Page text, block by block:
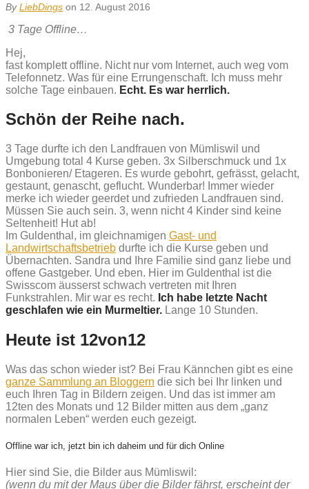
ByLiebDings on 12. August 2016
3 Tage Offline…
Hej,
fast komplett offline. Nicht nur vom Internet, auch weg vom
Telefonnetz. Was für eine Errungenschaft. Ich muss mehr
solche Tage einbauen. Echt. Es war herrlich.
Schön der Reihe nach.
3 Tage durfte ich den Landfrauen von Mümliswil und
Umgebung total 4 Kurse geben. 3x Silberschmuck und 1x
Bonbonieren/ Etageren. Es wurde gebohrt, gefrässt, gelacht,
gestaunt, genascht, geflucht. Wunderbar! Immer wieder
merke ich wieder geerdet und zufrieden Landfrauen sind.
Müssen Sie auch sein. 3, wenn nicht 4 Kinder sind keine
Seltenheit! Hut ab!
Im Guldenthal, im gleichnamigen Gast- und
Landwirtschaftsbetrieb durfte ich die Kurse geben und
Übernachten. Sandra und Ihre Familie sind ganz liebe und
offene Gastgeber. Und eben. Hier im Guldenthal ist die
Swisscom äusserst schwach vertreten mit Ihren
Funkstrahlen. Mir war es recht. Ich habe letzte Nacht
geschlafen wie ein Murmeltier. Lange 10 Stunden.
Heute ist 12von12
Was das schon wieder ist? Bei Frau Kännchen gibt es eine
ganze Sammlung an Bloggern die sich bei Ihr linken und
euch Ihren Tag in Bildern zeigen. Und das ist immer am
12ten des Monats und 12 Bilder mitten aus dem „ganz
normalen Leben“ werden euch gezeigt.
Offline war ich, jetzt bin ich daheim und für dich Online
Hier sind Sie, die Bilder aus Mümliswil:
(wenn du mit der Maus über die Bilder fährst, erscheint der